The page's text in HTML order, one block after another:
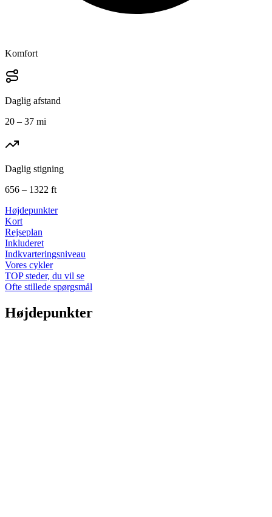
Komfort
Daglig afstand
20 – 37 mi
Daglig stigning
656 – 1322 ft
Højdepunkter
Kort
Rejseplan
Inkluderet
Indkvarteringsniveau
Vores cykler
TOP steder, du vil se
Ofte stillede spørgsmål
Højdepunkter